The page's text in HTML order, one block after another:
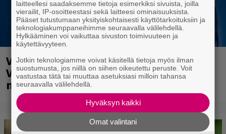
Valtava Yle 100 vuotta -tapahtuma
Veikkaus Arenalla syyskuussa – muista
myös metalliklassikot-konsertti
laitteellesi saadaksemme tietoja esimerkiksi sivuista, joilla
vierailit, IP-osoitteestasi sekä laitteesi ominaisuuksista.
Pääset tutustumaan yksityiskohtaisesti käyttötarkoituksiin ja
teknologiakumppaneihimme seuraavalla välilehdellä.
Hylkääminen voi vaikuttaa sivuston toimivuuteen ja
käytettävyyteen.
Jotkin teknologiamme voivat käsitellä tietoja myös ilman
suostumusta, jos niillä on siihen oikeutettu peruste. Voit
vastustaa tätä tai muuttaa asetuksiasi milloin tahansa
seuraavalla välilehdellä.
Hyväksyn kaikki
Omat valintani